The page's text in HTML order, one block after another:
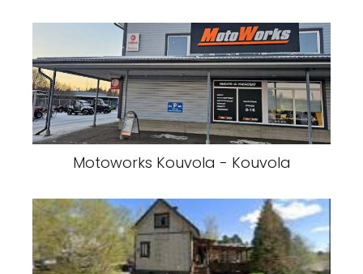
Motoworks Kouvola - Kouvola